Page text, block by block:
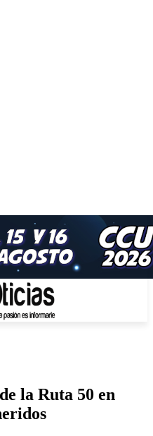
la Ruta 50 en